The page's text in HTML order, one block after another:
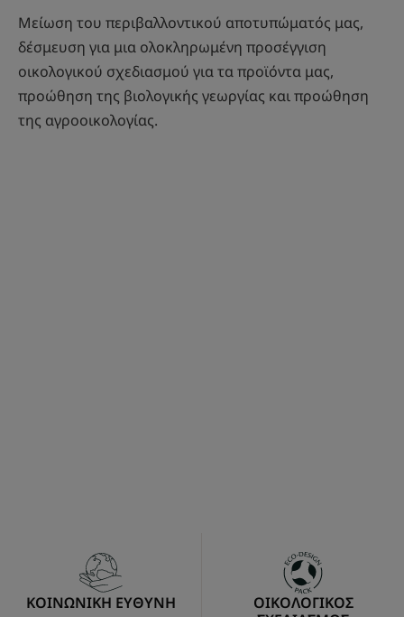
Μείωση του περιβαλλοντικού αποτυπώματός μας,
δέσμευση για μια ολοκληρωμένη προσέγγιση
οικολογικού σχεδιασμού για τα προϊόντα μας,
προώθηση της βιολογικής γεωργίας και προώθηση
της αγροοικολογίας.
ΚΟΙΝΩΝΙΚΗ ΕΥΘΥΝΗ
ΟΙΚΟΛΟΓΙΚΟΣ